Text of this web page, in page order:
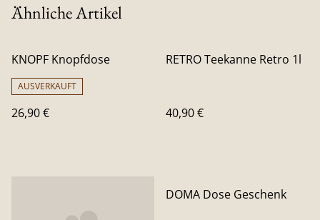
Ähnliche Artikel
KNOPF Knopfdose
AUSVERKAUFT
26,90 €
RETRO Teekanne Retro 1l
40,90 €
DOMA Dose Geschenk